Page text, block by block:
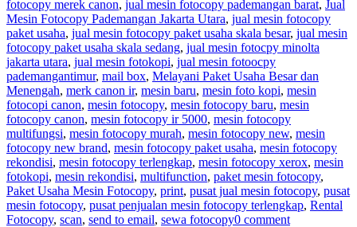
fotocopy merek canon, jual mesin fotocopy pademangan barat, Jual
Mesin Fotocopy Pademangan Jakarta Utara, jual mesin fotocopy
paket usaha, jual mesin fotocopy paket usaha skala besar, jual mesin
fotocopy paket usaha skala sedang, jual mesin fotocpy minolta
jakarta utara, jual mesin fotokopi, jual mesin fotoocpy
pademangantimur, mail box, Melayani Paket Usaha Besar dan
Menengah, merk canon ir, mesin baru, mesin foto kopi, mesin
fotocopi canon, mesin fotocopy, mesin fotocopy baru, mesin
fotocopy canon, mesin fotocopy ir 5000, mesin fotocopy
multifungsi, mesin fotocopy murah, mesin fotocopy new, mesin
fotocopy new brand, mesin fotocopy paket usaha, mesin fotocopy
rekondisi, mesin fotocopy terlengkap, mesin fotocopy xerox, mesin
fotokopi, mesin rekondisi, multifunction, paket mesin fotocopy,
Paket Usaha Mesin Fotocopy, print, pusat jual mesin fotocopy, pusat
mesin fotocopy, pusat penjualan mesin fotocopy terlengkap, Rental
Fotocopy, scan, send to email, sewa fotocopy0 comment